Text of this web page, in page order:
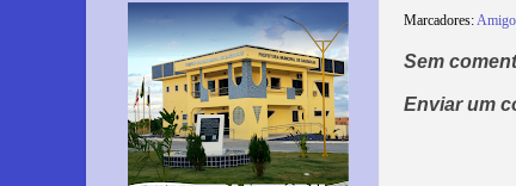
Marcadores:
Sem
Enviar um